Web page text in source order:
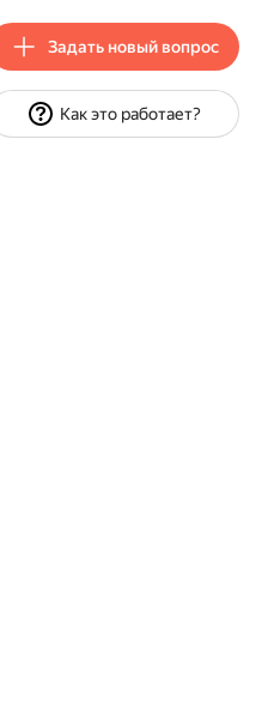
Задать новый вопрос
Как это работает?